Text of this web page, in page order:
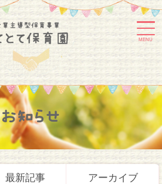
MENU
お知らせ
最新記事 アーカイブ